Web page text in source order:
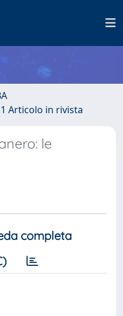
Articolo in rivista
le
completa